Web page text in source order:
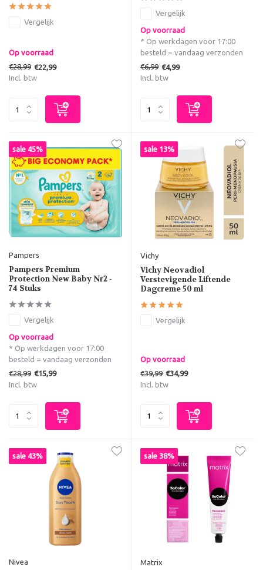
Vergelijk
Op voorraad
€28,99 €22,99
Incl. btw
Vergelijk
Op voorraad
* Op werkdagen voor 17:00
besteld = vandaag verzonden
€6,99 €4,99
Incl. btw
sale 45%
Pampers
Pampers Premium
Protection New Baby Nr2 -
74 Stuks
Vergelijk
Op voorraad
* Op werkdagen voor 17:00
besteld = vandaag verzonden
€28,99 €15,99
Incl. btw
sale 13%
Vichy
Vichy Neovadiol
Verstevigende Liftende
Dagcreme 50 ml
Vergelijk
Op voorraad
€39,99 €34,99
Incl. btw
sale 43%
Nivea
sale 38%
Matrix